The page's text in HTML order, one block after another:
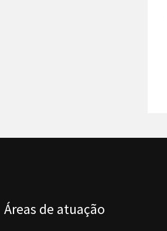
Áreas de atuação